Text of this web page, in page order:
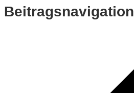
Beitragsnavigation